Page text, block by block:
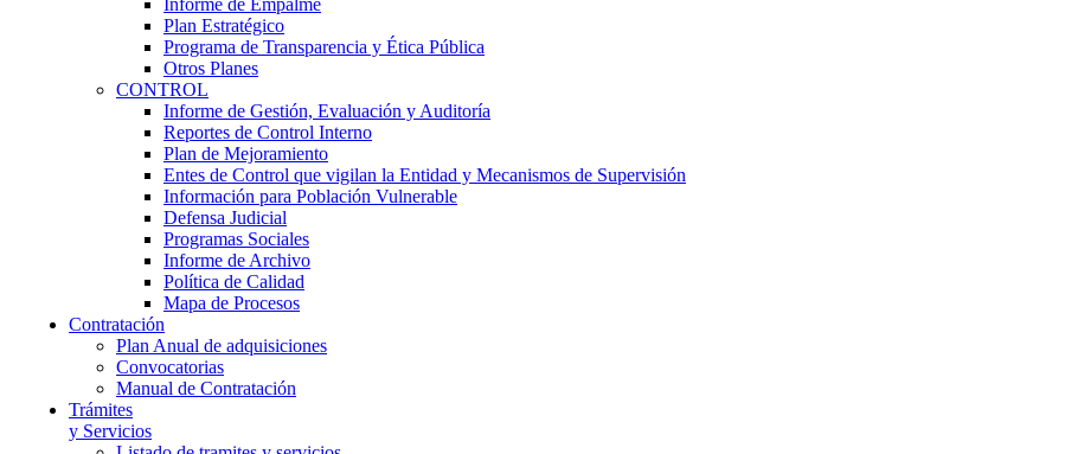
Informe de Empalme
Plan Estratégico
Programa de Transparencia y Ética Pública
Otros Planes
CONTROL
Informe de Gestión, Evaluación y Auditoría
Reportes de Control Interno
Plan de Mejoramiento
Entes de Control que vigilan la Entidad y Mecanismos de Supervisión
Información para Población Vulnerable
Defensa Judicial
Programas Sociales
Informe de Archivo
Política de Calidad
Mapa de Procesos
Contratación
Plan Anual de adquisiciones
Convocatorias
Manual de Contratación
Trámites
y Servicios